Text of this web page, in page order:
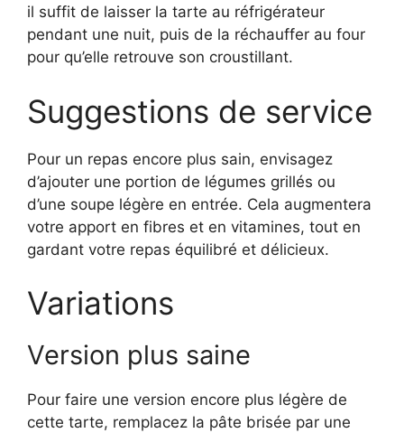
il suffit de laisser la tarte au réfrigérateur
pendant une nuit, puis de la réchauffer au four
pour qu’elle retrouve son croustillant.
Suggestions de service
Pour un repas encore plus sain, envisagez
d’ajouter une portion de légumes grillés ou
d’une soupe légère en entrée. Cela augmentera
votre apport en fibres et en vitamines, tout en
gardant votre repas équilibré et délicieux.
Variations
Version plus saine
Pour faire une version encore plus légère de
cette tarte, remplacez la pâte brisée par une